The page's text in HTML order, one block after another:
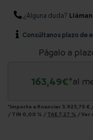
¿Alguna duda?
Consúltanos plazo de
Págalo a
163,49€*al
*Importe a financiar 3.923,75 €
/ TIN 0,00 % / TAE 7,27 % /Ver